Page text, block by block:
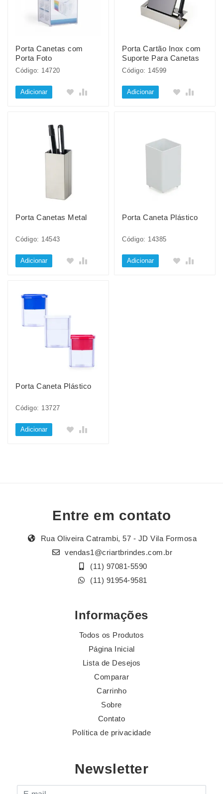
Porta Canetas com
Porta Foto
Código: 14720
Adicionar
Porta Cartão Inox com
Suporte Para Canetas
Código: 14599
Adicionar
Porta Canetas Metal
Código: 14543
Adicionar
Porta Caneta Plástico
Código: 14385
Adicionar
Porta Caneta Plástico
Código: 13727
Adicionar
Entre em contato
Rua Oliveira Catrambi, 57 - JD Vila Formosa
vendas1@criartbrindes.com.br
(11) 97081-5590
(11) 91954-9581
Informações
Todos os Produtos
Página Inicial
Lista de Desejos
Comparar
Carrinho
Sobre
Contato
Política de privacidade
Newsletter
E-mail